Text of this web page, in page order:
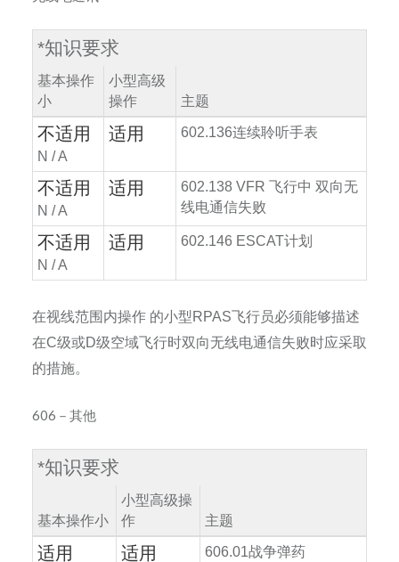
*知识要求
基本操作
小
小型高级
操作
主题
不适用
N / A
适用 602.136连续聆听手表
不适用
N / A
适用 602.138 VFR 飞行中 双向无
线电通信失败
不适用
N / A
适用 602.146 ESCAT计划
在视线范围内操作 的小型RPAS飞行员必须能够描述
在C级或D级空域飞行时双向无线电通信失败时应采取
的措施。
606－其他
*知识要求
基本操作小
小型高级操
作
主题
适用 适用 606.01战争弹药